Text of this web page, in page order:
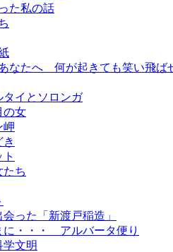
た私の話
なたへ 何が起きても笑い飛ば
イとソロンガ
の女
岬
き
たち
った「新渡戸稲造」
に・・・ アルバータ便り
学文明